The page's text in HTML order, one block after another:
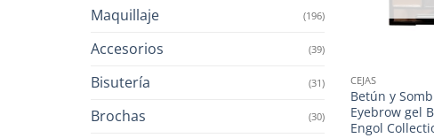
Maquillaje (196)
Accesorios (39)
Bisutería (31)
Brochas (30)
CEJAS
Betún y
Eyebrow gel
Engol